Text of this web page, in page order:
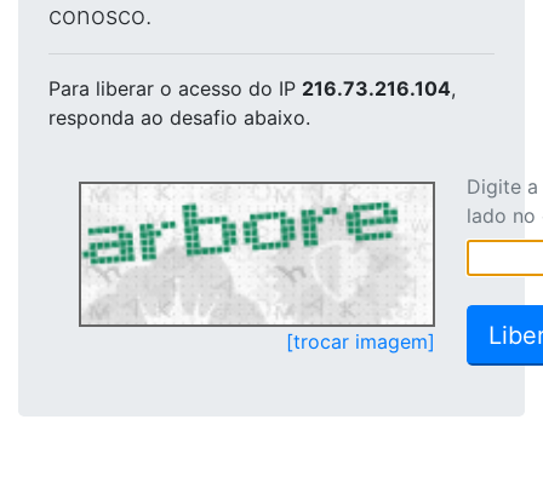
conosco.
Para liberar o acesso do IP 216.73.216.104,
responda ao desafio abaixo.
[trocar imagem]
Digite
lado no